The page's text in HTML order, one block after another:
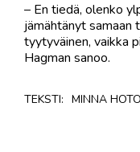
– En tiedä, olenko
jämähtänyt samaan
tyytyväinen, vaikka
Hagman sanoo.
TEKSTI: MINNA